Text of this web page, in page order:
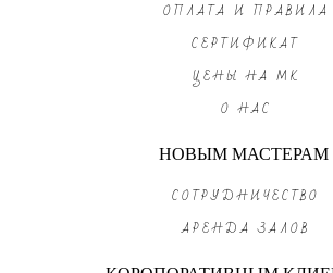
ОПЛАТА И ПРАВИЛА
СЕРТИФИКАТ
ЦЕНЫ НА МК
О НАС
НОВЫМ МАСТЕРАМ
СОТРУДНИЧЕСТВО
АРЕНДА ЗАЛОВ